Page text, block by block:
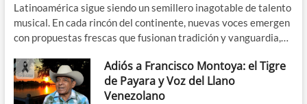
Latinoamérica sigue siendo un semillero inagotable de talento
musical. En cada rincón del continente, nuevas voces emergen
con propuestas frescas que fusionan tradición y vanguardia,…
Adiós a Francisco Montoya: el Tigre
de Payara y Voz del Llano
Venezolano